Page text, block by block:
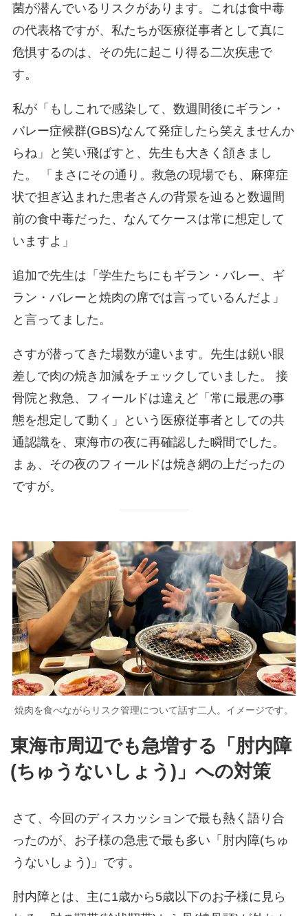
菌が潜んでいるリスクがあります。これは食中毒
の代表格ですが、私たちが医療従事者として真に
危惧するのは、その先に起こり得る二次疾患で
す。
私が「もしこれで感染して、数週間後にギラン・
バレー症候群(GBS)なんて発症したら笑えませんか
らね」と笑い飛ばすと、先生も大きく頷きまし
た。 「まさにその通り。救急の現場でも、麻痺症
状で担ぎ込まれた患者さんの背景を辿ると数週間
前の食中毒だった、なんてケースは常に想定して
いますよ」
追加で先生は「学生たちにもギラン・バレー、ギ
ラン・バレーと焼肉の席では言っているんだよ」
と言ってました。
さすが潜ってきた場数が違います。先生は鋭い眼
差しで肉の焼き加減をチェックしていました。 接
骨院と救急、フィールドは違えど「常に最悪の事
態を想定して動く」という医療従事者としての共
通認識を、東海市の夜に再確認した瞬間でした。
まぁ、その夜のフィールドは焼き網の上だったの
ですが。
焼肉を食べながらリスク管理について話す二人。イメージです。
東海市周辺でも急増する「肘内障
(ちゅうないしょう)」への対策
さて、今回のディスカッションで最も熱く語り合
ったのが、お子様の急患で最も多い「肘内障(ちゅ
うないしょう)」です。
肘内障とは、主に1歳から5歳以下のお子様に見ら